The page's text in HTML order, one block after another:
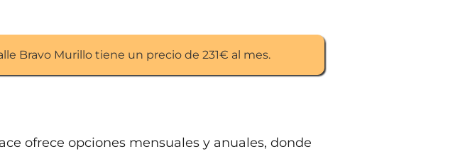
Bravo Murillo tiene un precio de 231€ al mes.
ofrece opciones mensuales y anuales, donde